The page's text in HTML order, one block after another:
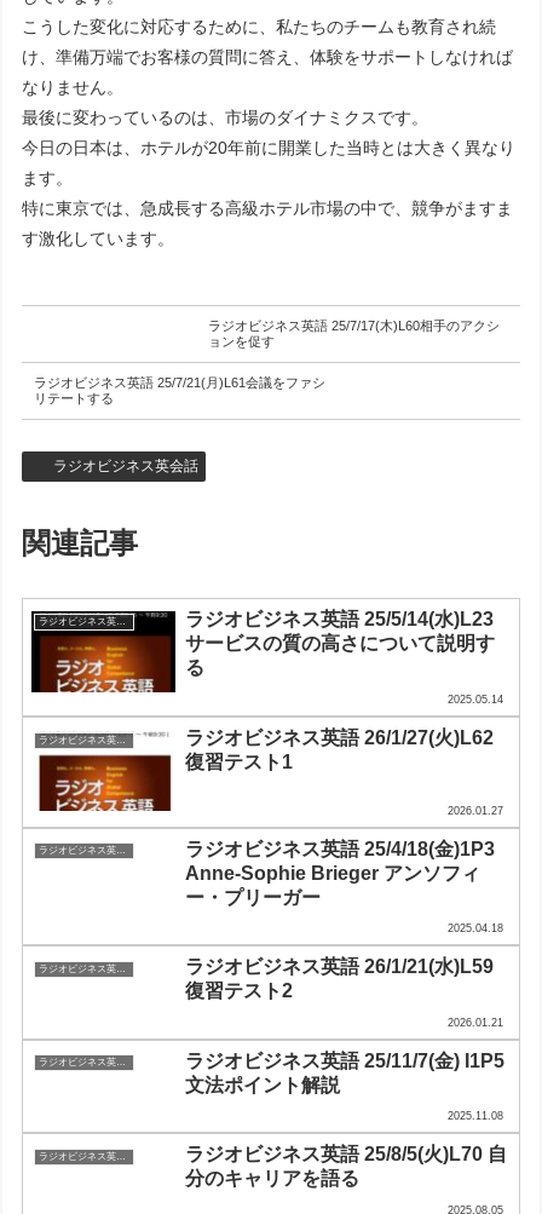
こうした変化に対応するために、私たちのチームも教育され続
け、準備万端でお客様の質問に答え、体験をサポートしなければ
なりません。
最後に変わっているのは、市場のダイナミクスです。
今日の日本は、ホテルが20年前に開業した当時とは大きく異なり
ます。
特に東京では、急成長する高級ホテル市場の中で、競争がますま
す激化しています。
ラジオビジネス英語 25/7/17(木)L60相手のアクシ
ョンを促す
ラジオビジネス英語 25/7/21(月)L61会議をファシ
リテートする
ラジオビジネス英会話
関連記事
ラジオビジネス英会話
ラジオビジネス英語 25/5/14(水)L23
サービスの質の高さについて説明す
る
2025.05.14
ラジオビジネス英会話
ラジオビジネス英語 26/1/27(火)L62
復習テスト1
2026.01.27
ラジオビジネス英会話
ラジオビジネス英語 25/4/18(金)1P3
Anne-Sophie Brieger アンソフィ
ー・プリーガー
2025.04.18
ラジオビジネス英会話
ラジオビジネス英語 26/1/21(水)L59
復習テスト2
2026.01.21
ラジオビジネス英会話
ラジオビジネス英語 25/11/7(金) I1P5
文法ポイント解説
2025.11.08
ラジオビジネス英会話
ラジオビジネス英語 25/8/5(火)L70 自
分のキャリアを語る
2025.08.05